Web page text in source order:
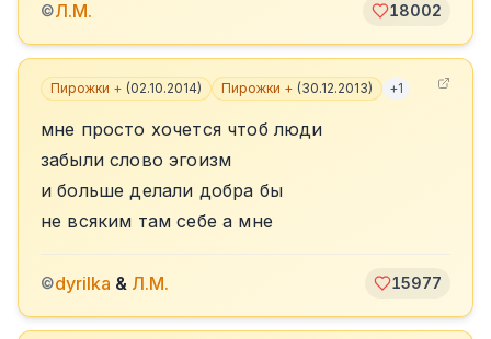
©Л.М. 18002
Пирожки + (02.10.2014) Пирожки + (30.12.2013) +1
мне просто хочется чтоб люди
забыли слово эгоизм
и больше делали добра бы
не всяким там себе а мне
©dyrilka & Л.М. 15977